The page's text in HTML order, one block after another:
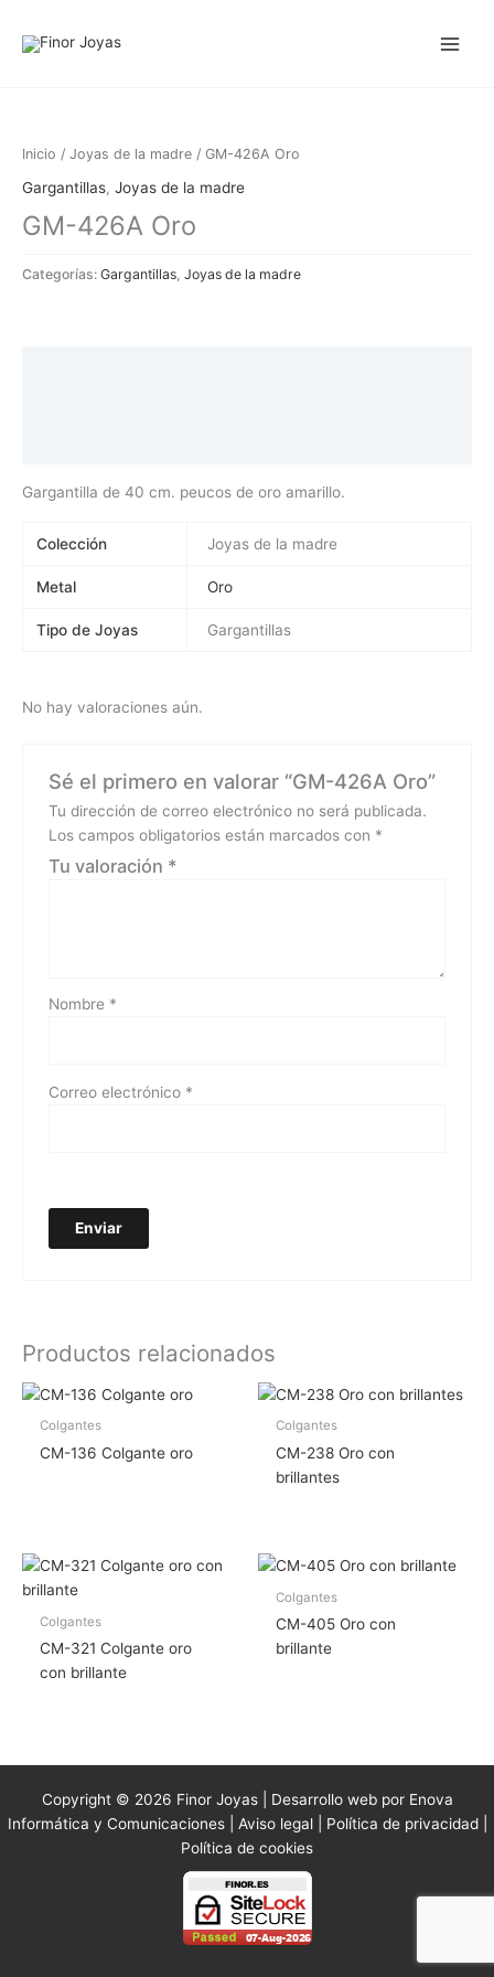
Inicio / Joyas de la madre / GM-426A Oro
Gargantillas, Joyas de la madre
GM-426A Oro
Categorías: Gargantillas Joyas de la madre
Gargantilla de 40 cm. peucos de oro amarillo.
Colección Joyas de la madre
Metal Oro
Tipo de Joyas Gargantillas
No hay valoraciones aún.
Sé el primero en valorar “GM-426A Oro”
Tu dirección de correo electrónico no será publicada.
Los campos obligatorios están marcados con *
Tu valoración *
Nombre *
Correo electrónico *
Productos relacionados
Colgantes
CM-136 Colgante oro
Colgantes
CM-238 Oro con
brillantes
Colgantes
CM-321 Colgante oro
con brillante
Colgantes
CM-405 Oro con
brillante
Copyright © 2026 Finor Joyas | Desarrollo web por Enova
Informática y Comunicaciones | Aviso legal| Política de privacidad|
Política de cookies